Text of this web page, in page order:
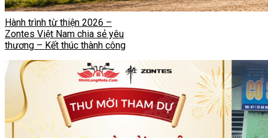
Hành trình từ thiện 2026 –
Zontes Việt Nam chia sẻ yêu
thương – Kết thúc thành công